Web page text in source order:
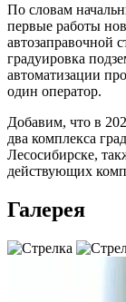
По словам
первые работы
автозаправочной
градуировка
автоматизации
один оператор.
Добавим, что в
два комплекса
Лесосибирске,
действующих
Галерея